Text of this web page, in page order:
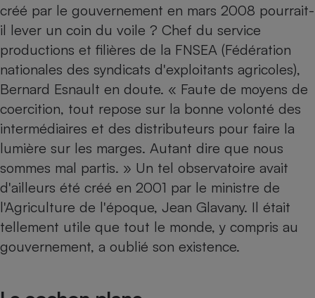
créé par le gouvernement en mars 2008 pourrait-
il lever un coin du voile ? Chef du service
productions et filières de la FNSEA (Fédération
nationales des syndicats d'exploitants agricoles),
Bernard Esnault en doute. « Faute de moyens de
coercition, tout repose sur la bonne volonté des
intermédiaires et des distributeurs pour faire la
lumière sur les marges. Autant dire que nous
sommes mal partis. » Un tel observatoire avait
d'ailleurs été créé en 2001 par le ministre de
l'Agriculture de l'époque, Jean Glavany. Il était
tellement utile que tout le monde, y compris au
gouvernement, a oublié son existence.